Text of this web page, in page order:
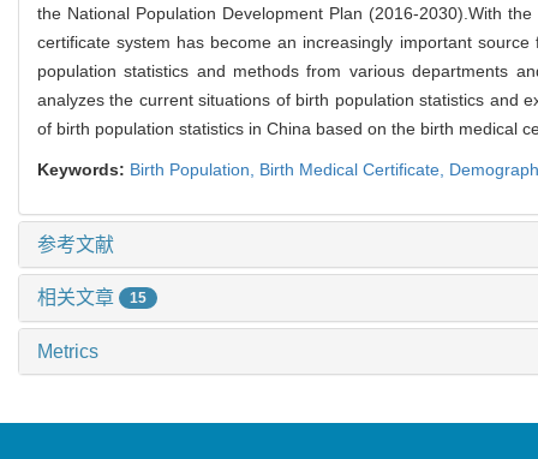
the National Population Development Plan (2016-2030).With
certificate system has become an increasingly important
population statistics and methods from various departments
analyzes the current situations of birth population statistics and
of birth population statistics in China based on the birth medical
Keywords: Birth Population, Birth Medical Certificate,
参考文献
相关文章 15
Metrics